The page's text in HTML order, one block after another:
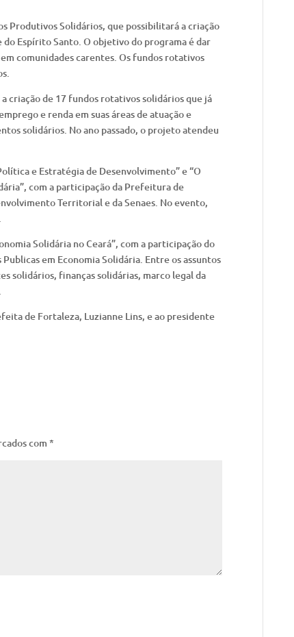
Produtivos Solidários, que possibilitará a criação
Espírito Santo. O objetivo do programa é dar
comunidades carentes. Os fundos rotativos
criação de 17 fundos rotativos solidários que já
e renda em suas áreas de atuação e
solidários. No ano passado, o projeto atendeu
e Estratégia de Desenvolvimento” e “O
com a participação da Prefeitura de
Territorial e da Senaes. No evento,
Solidária no Ceará”, com a participação do
em Economia Solidária. Entre os assuntos
solidários, finanças solidárias, marco legal da
de Fortaleza, Luzianne Lins, e ao presidente
com *